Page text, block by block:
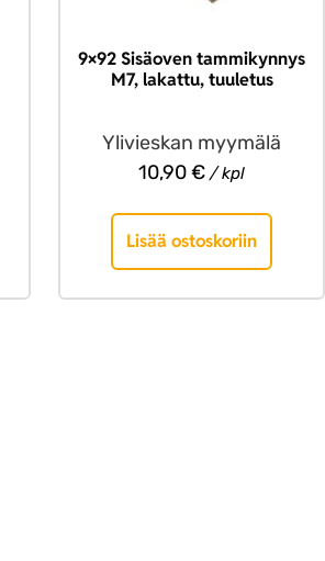
9×92 Sisäoven tammikynnys
M7, lakattu, tuuletus
Ylivieskan myymälä
10,90€ / kpl
Lisää ostoskoriin